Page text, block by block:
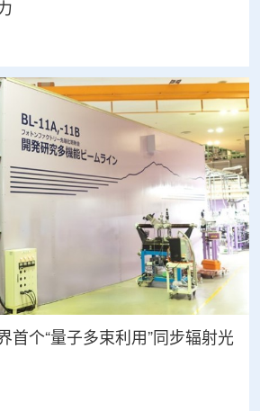
首个“量子多束利用”同步辐射光